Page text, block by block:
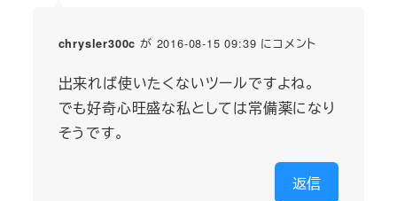
chrysler300c が 2016-08-15 09:39 にコメント
出来れば使いたくないツールですよね。
でも好奇心旺盛な私としては常備薬になり
そうです。
返信